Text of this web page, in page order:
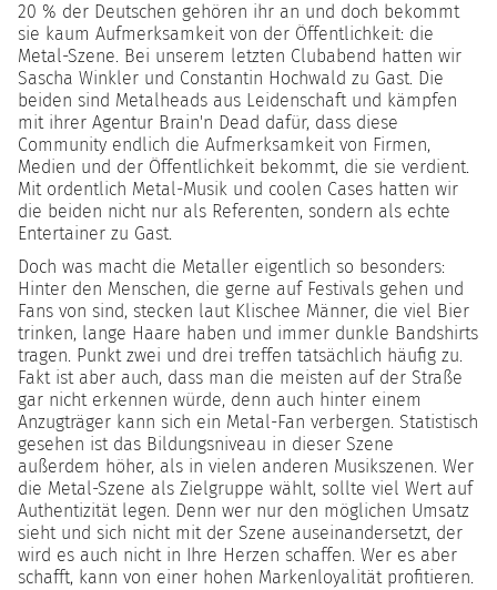
20 % der Deutschen gehören ihr an und doch bekommt
sie kaum Aufmerksamkeit von der Öffentlichkeit: die
Metal-Szene. Bei unserem letzten Clubabend hatten wir
Sascha Winkler und Constantin Hochwald zu Gast. Die
beiden sind Metalheads aus Leidenschaft und kämpfen
mit ihrer Agentur Brain'n Dead dafür, dass diese
Community endlich die Aufmerksamkeit von Firmen,
Medien und der Öffentlichkeit bekommt, die sie verdient.
Mit ordentlich Metal-Musik und coolen Cases hatten wir
die beiden nicht nur als Referenten, sondern als echte
Entertainer zu Gast.
Doch was macht die Metaller eigentlich so besonders:
Hinter den Menschen, die gerne auf Festivals gehen und
Fans von sind, stecken laut Klischee Männer, die viel Bier
trinken, lange Haare haben und immer dunkle Bandshirts
tragen. Punkt zwei und drei treffen tatsächlich häufig zu.
Fakt ist aber auch, dass man die meisten auf der Straße
gar nicht erkennen würde, denn auch hinter einem
Anzugträger kann sich ein Metal-Fan verbergen. Statistisch
gesehen ist das Bildungsniveau in dieser Szene
außerdem höher, als in vielen anderen Musikszenen. Wer
die Metal-Szene als Zielgruppe wählt, sollte viel Wert auf
Authentizität legen. Denn wer nur den möglichen Umsatz
sieht und sich nicht mit der Szene auseinandersetzt, der
wird es auch nicht in Ihre Herzen schaffen. Wer es aber
schafft, kann von einer hohen Markenloyalität profitieren.